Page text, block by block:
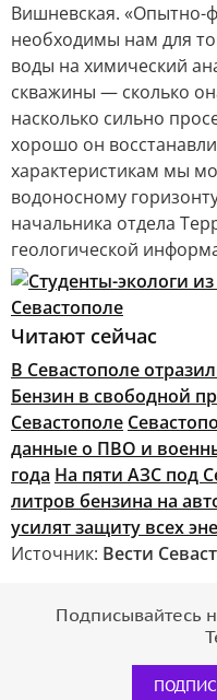
Вишневская. «Опытно-
необходимы нам для
воды на химический
скважины — сколько
насколько сильно
хорошо он
характеристикам мы
водоносному
начальника отдела
геологической
Читают сейчас
В Севастополе
Бензин в свободной
Севастополе
данные о ПВО и
года На пяти АЗС под
литров бензина на
усилят защиту всех
Источник: Вести
Подписывайтесь